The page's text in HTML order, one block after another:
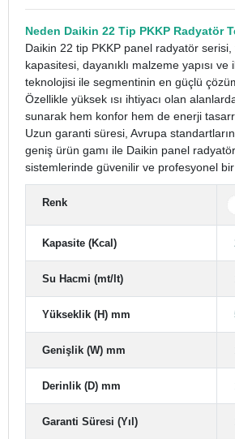
Neden Daikin 22 Tip PKKP Radyatör
Daikin 22 tip PKKP panel radyatör serisi,
kapasitesi, dayanıklı malzeme yapısı ve
teknolojisi ile segmentinin en güçlü
Özellikle yüksek ısı ihtiyacı olan
sunarak hem konfor hem de enerji
Uzun garanti süresi, Avrupa
geniş ürün gamı ile Daikin panel
sistemlerinde güvenilir ve profesyonel bir
Renk
Kapasite (Kcal)
Su Hacmi (mt/lt)
Yükseklik (H) mm
Genişlik (W) mm
Derinlik (D) mm
Garanti Süresi (Yıl)